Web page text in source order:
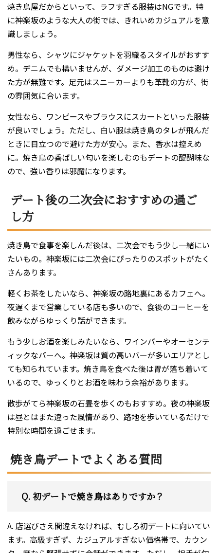
焼き鳥屋だからといって、ラフすぎる服装はNGです。特
に神楽坂のような大人の街では、きれいめカジュアルを意
識しましょう。
男性なら、シャツにジャケットを羽織るスタイルがおすす
め。デニムでも構いませんが、ダメージ加工のものは避け
た方が無難です。足元はスニーカーよりも革靴の方が、街
の雰囲気に合います。
女性なら、ワンピースやブラウスにスカートといった服装
が良いでしょう。ただし、白い服は焼き鳥のタレが飛んだ
ときに目立つので避けた方が安心。また、香水は控えめ
に。焼き鳥の香ばしい匂いを楽しむのもデートの醍醐味な
ので、強い香りは邪魔になります。
デート後の二次会におすすめの過ご
し方
焼き鳥で食事を楽しんだ後は、二次会でもう少し一緒にい
たいもの。神楽坂には二次会にぴったりのスポットがたく
さんあります。
軽くお茶をしたいなら、神楽坂の路地裏にあるカフェへ。
夜遅くまで営業している店も多いので、食後のコーヒーを
飲みながらゆっくり話ができます。
もう少しお酒を楽しみたいなら、ワインバーやオーセンテ
ィックなバーへ。神楽坂は質の高いバーが多いエリアとし
ても知られています。焼き鳥を食べた後は胃が落ち着いて
いるので、ゆっくりとお酒を味わう余裕があります。
散歩がてら神楽坂の石畳を歩くのもおすすめ。夜の神楽坂
は昼とはまた違った風情があり、路地を歩いているだけで
特別な時間を過ごせます。
焼き鳥デートでよくある質問
Q. 初デートで焼き鳥はありですか？
A. 店選びさえ間違えなければ、むしろ初デートに向いてい
ます。高級すぎず、カジュアルすぎない価格帯で、カウン